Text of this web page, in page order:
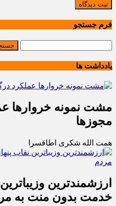
ثبت دیدگاه
فرم جستجو
یادداشت ها
مشت نمونه خروارها
مجوزها
همت الله شکری اطاقسرا
ارزشمندترین
خدمت بدون منت به